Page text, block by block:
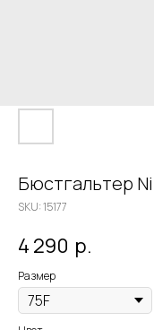
Бюстгальтер
SKU:15177
4 290 р.
Размер